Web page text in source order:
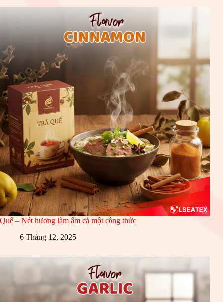
Quế – Nét hương làm ấm cả một công thức
6 Tháng 12, 2025